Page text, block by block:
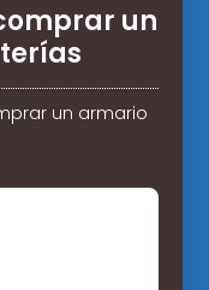
un
un armario